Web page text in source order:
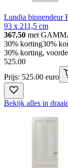
Lundia binnendeur
93 x 211,5 cm
367.50 met
30% korting30%
30% korting,
525.00
Prijs: 525.00 euro
Bekijk alles in